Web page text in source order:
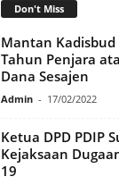
Don't Miss
Mantan
Tahun Penjara
Dana Sesajen
Admin - 17/02/2022
Ketua DPD PDIP
Kejaksaan
19